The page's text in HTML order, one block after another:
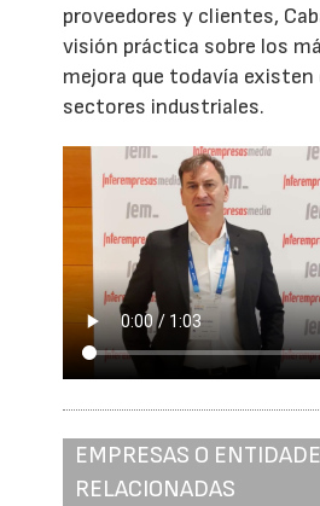
proveedores y clientes,
visión práctica sobre los
mejora que todavía
sectores industriales.
EMPRESAS O
RELACIONADAS